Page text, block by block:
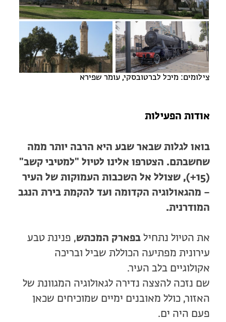
צילומים: מיכל לברטובסקי, עומר שפירא
אודות הפעילות
בואו לגלות שבאר שבע היא הרבה יותר ממה
שחשבתם. הצטרפו אלינו לטיול "למטיבי קשב"
(15+), שצולל אל השכבות העמוקות של העיר
– מהגאולוגיה הקדומה ועד להקמת בירת הנגב
המודרנית.
את הטיול נתחיל בפארק המכתש, פנינת טבע
עירונית מפתיעה הכוללת שביל ובריכה
אקולוגיים בלב העיר.
שם נזכה להצצה נדירה לגאולוגיה המגוונת של
האזור, כולל מאובנים ימיים שמוכיחים שכאן
פעם היה ים.